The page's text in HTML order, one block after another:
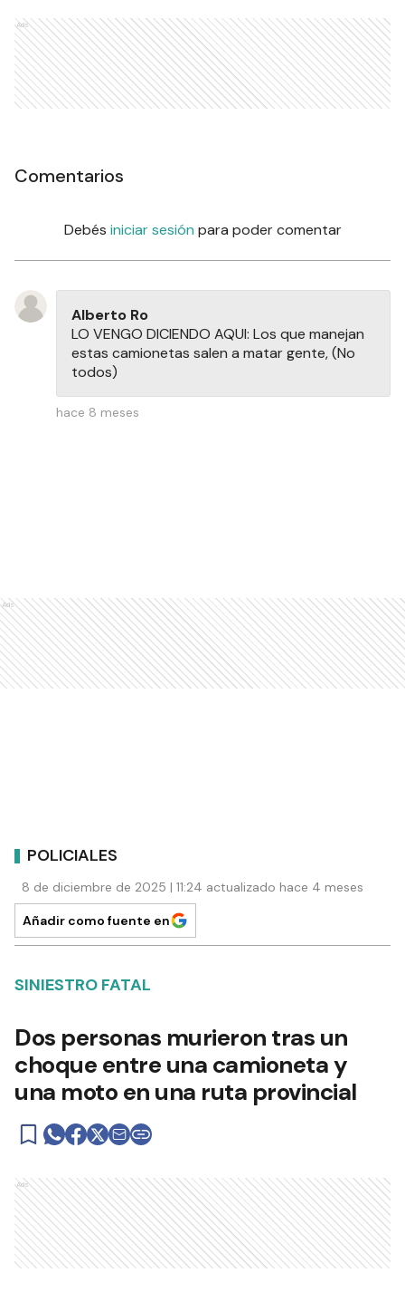
Ads
Comentarios
Debés iniciar sesión para poder comentar
Alberto Ro
LO VENGO DICIENDO AQUI: Los que manejan
estas camionetas salen a matar gente, (No
todos)
hace 8 meses
Ads
POLICIALES
8 de diciembre de 2025 | 11:24 actualizado hace 4 meses
Añadir como fuente en
SINIESTRO FATAL
Dos personas murieron tras un
choque entre una camioneta y
una moto en una ruta provincial
Ads